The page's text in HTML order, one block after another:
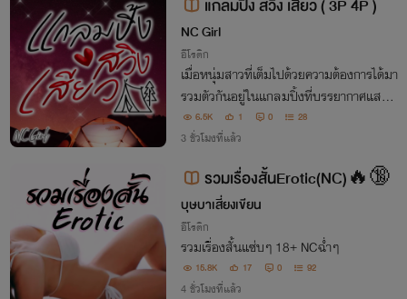
แกลมปิ้ง สวิง เสียว ( 3P 4P )
NC Girl
อีโรติก
เมื่อหนุ่มสาวที่เต็มไปด้วยความต้องการได้มา
รวมตัวกันอยู่ในแกลมปิ้งที่บรรยากาศแสนจ
ะโรแมนติกและเร่าร้อน พวกเขาจะจัดการกับไ
ฟแห่งความร่านร้อนของตนเองออกมาในรูป
แบบใดกันบ้าง... มาร่วมติดตามไปพร้อม ๆ
กันนะคะ
6.5K 1 0 28
3 ชั่วโมงที่แล้ว
รวมเรื่องสั้นErotic(NC)🔥🔞
บุษบาเสี่ยงเขียน
อีโรติก
รวมเรื่องสั้นแซ่บๆ 18+ NCฉ่ำๆ
15.8K 17 0 92
4 ชั่วโมงที่แล้ว